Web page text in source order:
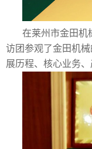
在莱州市金田机
访团参观了金田机
展历程、核心业务、